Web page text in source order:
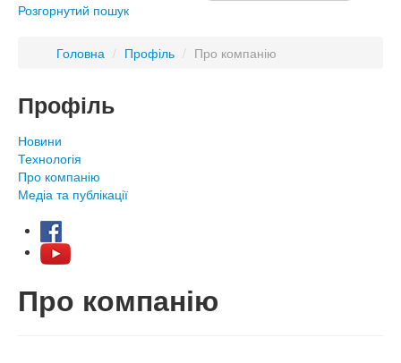
Розгорнутий пошук
Головна / Профіль / Про компанію
Профіль
Новини
Технологія
Про компанію
Медіа та публікації
Про компанію